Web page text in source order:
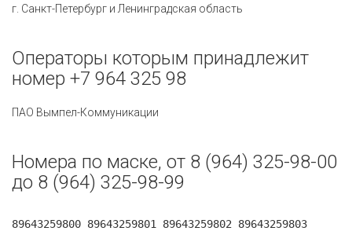
г. Санкт-Петербург и Ленинградская область
Операторы которым принадлежит
номер +7 964 325 98
ПАО Вымпел-Коммуникации
Номера по маске, от 8 (964) 325-98-00
до 8 (964) 325-98-99
89643259800 89643259801 89643259802 89643259803